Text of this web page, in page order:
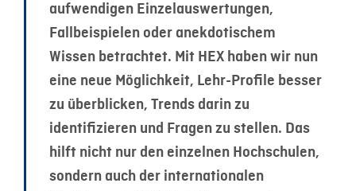
aufwendigen Einzelauswertungen,
Fallbeispielen oder anekdotischem
Wissen betrachtet. Mit HEX haben wir nun
eine neue Möglichkeit, Lehr-Profile besser
zu überblicken, Trends darin zu
identifizieren und Fragen zu stellen. Das
hilft nicht nur den einzelnen Hochschulen,
sondern auch der internationalen